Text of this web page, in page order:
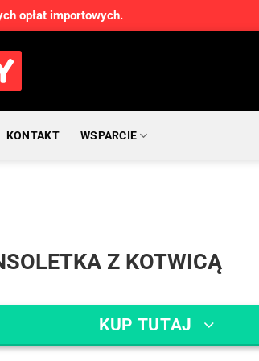
opłat importowych.
KONTAKT WSPARCIE
Z KOTWICĄ
KUP TUTAJ